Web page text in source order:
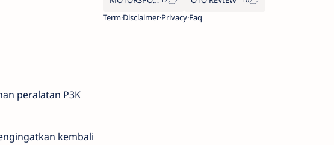
peralatan P3K
kembali
TermDisclaimerPrivacyFaq